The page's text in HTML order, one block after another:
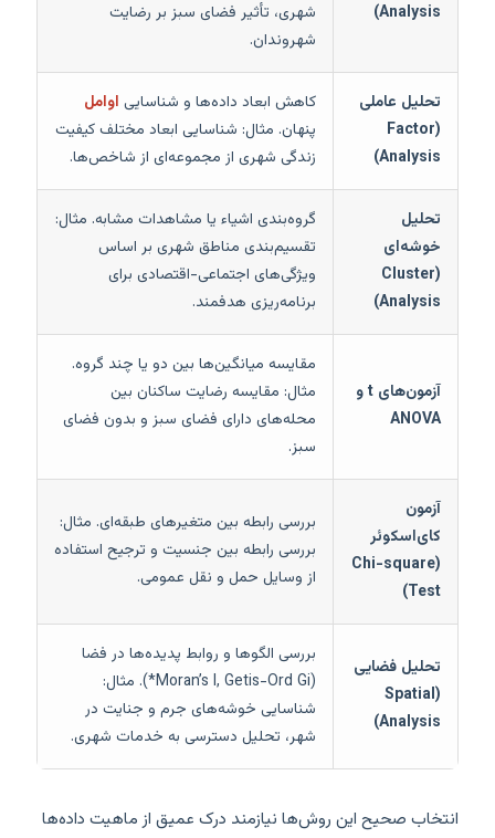
Analysis)
شهری، تأثیر فضای سبز بر رضایت
شهروندان.
تحلیل عاملی
(Factor
Analysis)
کاهش ابعاد داده‌ها و شناساییاوامل
پنهان. مثال: شناسایی ابعاد مختلف کیفیت
زندگی شهری از مجموعه‌ای از شاخص‌ها.
تحلیل
خوشه‌ای
(Cluster
Analysis)
گروه‌بندی اشیاء یا مشاهدات مشابه. مثال:
تقسیم‌بندی مناطق شهری بر اساس
ویژگی‌های اجتماعی-اقتصادی برای
برنامه‌ریزی هدفمند.
آزمون‌های t و
ANOVA
مقایسه میانگین‌ها بین دو یا چند گروه.
مثال: مقایسه رضایت ساکنان بین
محله‌های دارای فضای سبز و بدون فضای
کای‌اسکوئر
(Chi-square
بررسی رابطه بین متغیرهای طبقه‌ای. مثال:
بررسی رابطه بین جنسیت و ترجیح استفاده
از وسایل حمل و نقل عمومی.
تحلیل فضایی
(Spatial
Analysis)
بررسی الگوها و روابط پدیده‌ها در فضا
(Moran’s I, Getis-Ord Gi*). مثال:
شناسایی خوشه‌های جرم و جنایت در
شهر، تحلیل دسترسی به خدمات شهری.
انتخاب صحیح این روش‌ها نیازمند درک عمیق از ماهیت داده‌ها